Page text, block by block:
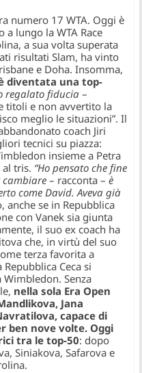
numero 17 WTA. Oggi è
lungo la WTA Race
a sua volta superata
risultati Slam, ha vinto
e Doha. Insomma,
diventata una top-
regalato fiducia –
titoli e non avvertito la
meglio le situazioni”. Il
coach Jiri
tecnici su piazza:
insieme a Petra
tris. “Ho pensato che fine
cambiare – racconta –è
come David. Aveva già
anche se in Repubblica
con Vanek sia giunta
il suo ex coach ha
che, in virtù del suo
terza favorita a
Ceca si
Senza
nella sola Era Open
Jana
capace di
ben nove volte. Oggi
tra le top-50: dopo
Siniakova, Safarova e